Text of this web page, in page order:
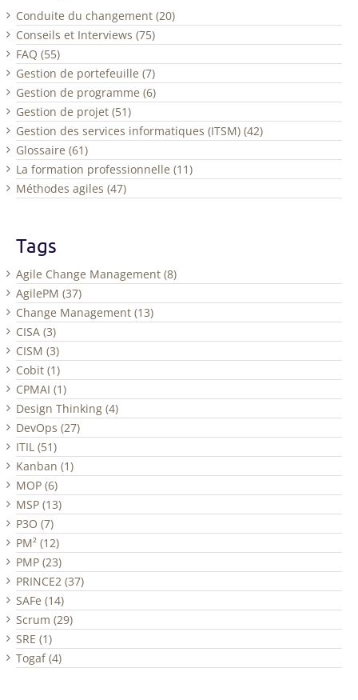
Conduite du changement (20)
Conseils et Interviews (75)
FAQ (55)
Gestion de portefeuille (7)
Gestion de programme (6)
Gestion de projet (51)
Gestion des services informatiques (ITSM) (42)
Glossaire (61)
La formation professionnelle (11)
Méthodes agiles (47)
Tags
Agile Change Management (8)
AgilePM (37)
Change Management (13)
CISA (3)
CISM (3)
Cobit (1)
CPMAI (1)
Design Thinking (4)
DevOps (27)
ITIL (51)
Kanban (1)
MOP (6)
MSP (13)
P3O (7)
PM² (12)
PMP (23)
PRINCE2 (37)
SAFe (14)
Scrum (29)
SRE (1)
Togaf (4)